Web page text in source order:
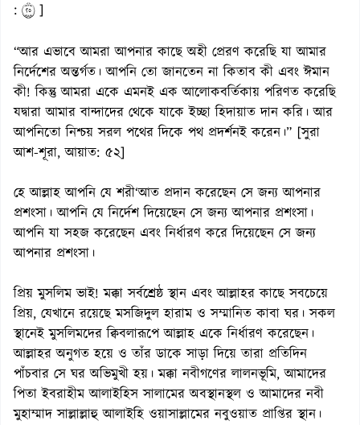
: ]
“আর এভাবে আমরা আপনার কাছে অহী প্রেরণ করেছি যা আমার
নির্দেশের অন্তর্গত। আপনি তো জানতেন না কিতাব কী এবং ঈমান
কী! কিন্তু আমরা একে এমনই এক আলোকবর্তিকায় পরিণত করেছি
যদ্বারা আমার বান্দাদের থেকে যাকে ইচ্ছা হিদায়াত দান করি। আর
আপনিতো নিশ্চয় সরল পথের দিকে পথ প্রদর্শনই করেন।” [সুরা
আশ-শূরা, আয়াত: ৫২]
হে আল্লাহ আপনি যে শরী‘আত প্রদান করেছেন সে জন্য আপনার
প্রশংসা। আপনি যে নির্দেশ দিয়েছেন সে জন্য আপনার প্রশংসা।
আপনি যা সহজ করেছেন এবং নির্ধারণ করে দিয়েছেন সে জন্য
আপনার প্রশংসা।
প্রিয় মুসলিম ভাই! মক্কা সর্বশ্রেষ্ঠ স্থান এবং আল্লাহর কাছে সবচেয়ে
প্রিয়, যেখানে রয়েছে মসজিদুল হারাম ও সম্মানিত কাবা ঘর। সকল
স্থানেই মুসলিমদের ক্বিবলারূপে আল্লাহ একে নির্ধারণ করেছেন।
আল্লাহর অনুগত হয়ে ও তাঁর ডাকে সাড়া দিয়ে তারা প্রতিদিন
পাঁচবার সে ঘর অভিমুখী হয়। মক্কা নবীগণের লালনভূমি, আমাদের
পিতা ইবরাহীম আলাইহিস সালামের অবস্থানস্থল ও আমাদের নবী
মুহাম্মাদ সাল্লাল্লাহু আলাইহি ওয়াসাল্লামের নবুওয়াত প্রাপ্তির স্থান।